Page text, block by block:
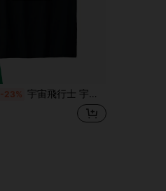
-23% 宇宙飛行士 宇宙人 おばちゃん ピクセルアート ドット絵 レトロゲーム 宇宙 ゲーマー メンズ レディース Tシャツ